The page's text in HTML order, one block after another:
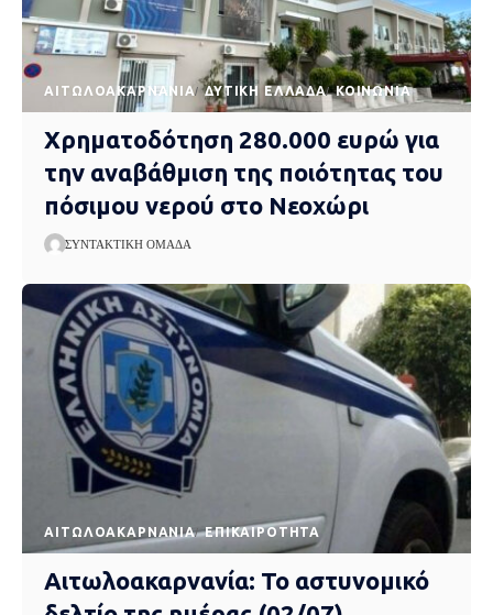
AΙΤΩΛΟΑΚΑΡΝΑΝΊΑ ΔΥΤΙΚΉ ΕΛΛΆΔΑ ΚΟΙΝΩΝΊΑ
Χρηματοδότηση 280.000 ευρώ για
την αναβάθμιση της ποιότητας του
πόσιμου νερού στο Νεοχώρι
ΣΥΝΤΑΚΤΙΚΉ ΟΜΆΔΑ
AΙΤΩΛΟΑΚΑΡΝΑΝΊΑ EΠΙΚΑΙΡΌΤΗΤΑ
Αιτωλοακαρνανία: Το αστυνομικό